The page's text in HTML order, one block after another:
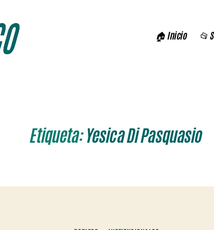
🏠 Inicio 📂
Etiqueta:Yesica Di Pasquasio
Categorías